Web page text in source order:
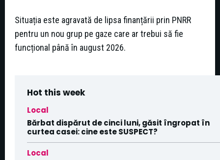
Situația este agravată de lipsa finanțării prin PNRR
pentru un nou grup pe gaze care ar trebui să fie
funcțional până în august 2026.
Hot this week
Local
Bărbat dispărut de cinci luni, găsit îngropat în
curtea casei: cine este SUSPECT?
Local